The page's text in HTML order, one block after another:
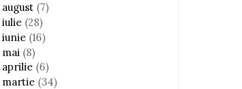
august (7)
iulie (28)
iunie (16)
mai (8)
aprilie (6)
martie (34)